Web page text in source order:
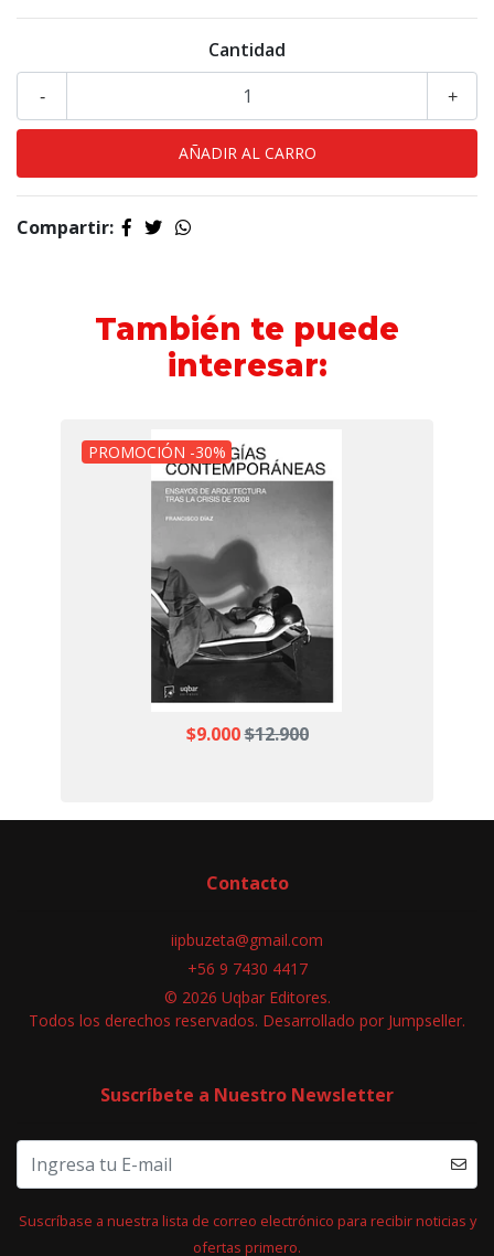
Cantidad
+
-
Compartir:
También te puede
interesar:
PROMOCIÓN -30%
$9.000$12.900
Contacto
iipbuzeta@gmail.com
+56 9 7430 4417
© 2026 Uqbar Editores.
Todos los derechos reservados. Desarrollado por Jumpseller.
Suscríbete a Nuestro Newsletter
Suscríbase a nuestra lista de correo electrónico para recibir noticias y
ofertas primero.